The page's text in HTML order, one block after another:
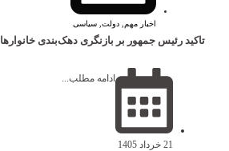
اخبار مهم, دولت, سیاسی
تاکید رئیس جمهور بر بازنگری دهک‌بندی خانوارها
21 خرداد 1405
ادامه مطلب...